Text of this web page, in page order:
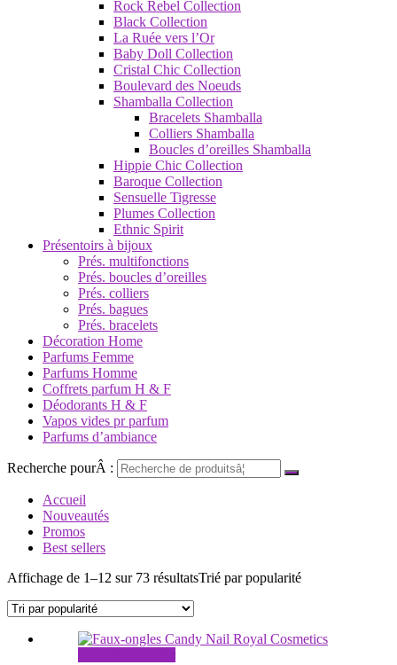
Rock Rebel Collection
Black Collection
La Ruée vers l’Or
Baby Doll Collection
Cristal Chic Collection
Boulevard des Noeuds
Shamballa Collection
Bracelets Shamballa
Colliers Shamballa
Boucles d’oreilles Shamballa
Hippie Chic Collection
Baroque Collection
Sensuelle Tigresse
Plumes Collection
Ethnic Spirit
Présentoirs à bijoux
Prés. multifonctions
Prés. boucles d’oreilles
Prés. colliers
Prés. bagues
Prés. bracelets
Décoration Home
Parfums Femme
Parfums Homme
Coffrets parfum H & F
Déodorants H & F
Vapos vides pr parfum
Parfums d’ambiance
Recherche pourÂ :
Accueil
Nouveautés
Promos
Best sellers
Affichage de 1–12 sur 73 résultatsTrié par popularité